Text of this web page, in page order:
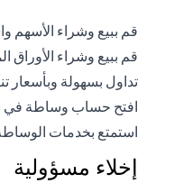
قم ببيع وشراء الأسهم
قم ببيع وشراء الأوراق
تداول بسهولة وبأسعار
افتح حساب وساطة في
استمتع بخدمات الوساطة
إخلاء مسؤولية